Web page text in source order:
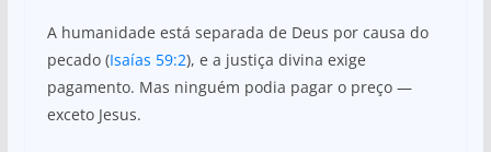
A humanidade está separada de Deus por causa do
pecado (Isaías 59:2), e a justiça divina exige
pagamento. Mas ninguém podia pagar o preço —
exceto Jesus.